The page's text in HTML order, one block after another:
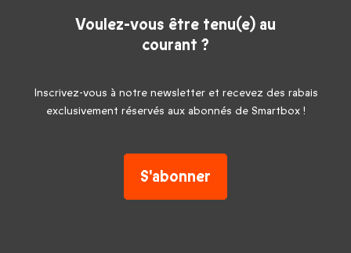
Voulez-vous être tenu(e) au
courant ?
Inscrivez-vous à notre newsletter et recevez des rabais
exclusivement réservés aux abonnés de Smartbox !
S'abonner